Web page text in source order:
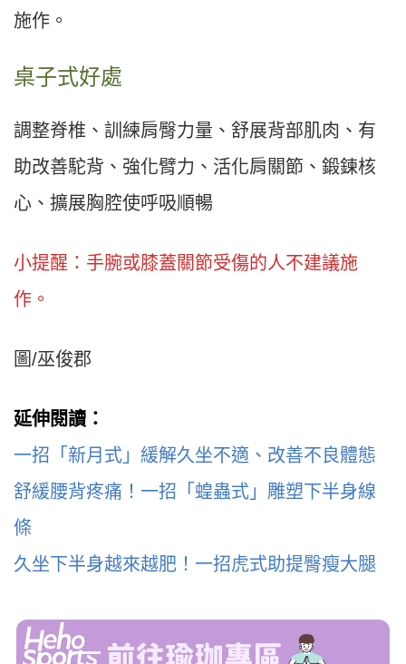
施作。
桌子式好處
調整脊椎、訓練肩臀力量、舒展背部肌肉、有
助改善駝背、強化臂力、活化肩關節、鍛鍊核
心、擴展胸腔使呼吸順暢
小提醒：手腕或膝蓋關節受傷的人不建議施
作。
圖/巫俊郡
延伸閱讀：
一招「新月式」緩解久坐不適、改善不良體態
舒緩腰背疼痛！一招「蝗蟲式」雕塑下半身線
條
久坐下半身越來越肥！一招虎式助提臀瘦大腿